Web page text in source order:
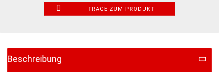
FRAGE ZUM PRODUKT
Beschreibung